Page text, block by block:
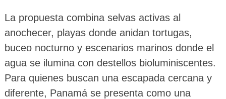
La propuesta combina selvas activas al
anochecer, playas donde anidan tortugas,
buceo nocturno y escenarios marinos donde el
agua se ilumina con destellos bioluminiscentes.
Para quienes buscan una escapada cercana y
diferente, Panamá se presenta como una